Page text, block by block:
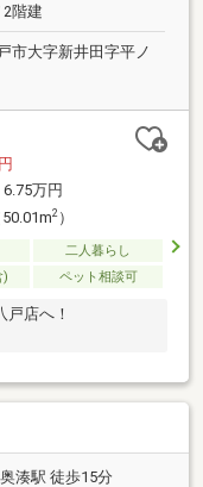
階建
市大字新井田字平ノ
6.75万円
2）
二人暮らし
) ペット相談可
店へ！
湊駅 徒歩15分